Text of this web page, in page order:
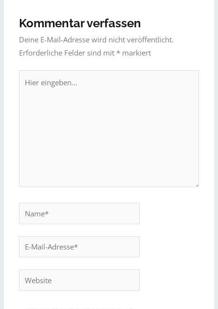
Kommentar verfassen
Deine E-Mail-Adresse wird nicht veröffentlicht.
Erforderliche Felder sind mit * markiert
eingeben…
Name*
Mail-
Adresse*
Website